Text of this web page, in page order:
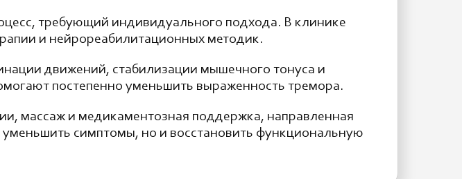
требующий индивидуального подхода. В клинике
и нейрореабилитационных методик.
движений, стабилизации мышечного тонуса и
постепенно уменьшить выраженность тремора.
массаж и медикаментозная поддержка, направленная
симптомы, но и восстановить функциональную